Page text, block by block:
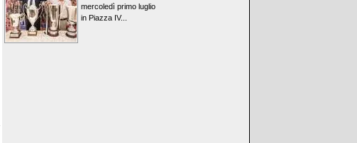
mercoledì primo luglio
in Piazza IV...